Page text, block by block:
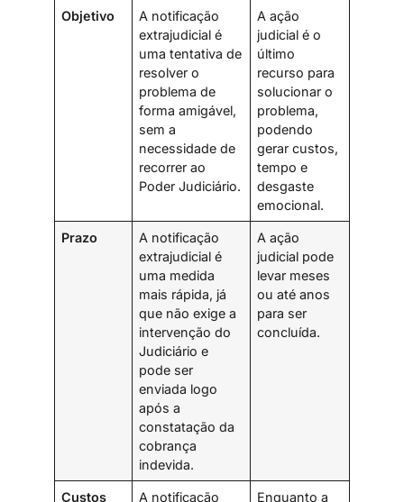
Objetivo
A notificação
extrajudicial é
uma tentativa de
resolver o
problema de
forma amigável,
sem a
necessidade de
recorrer ao
Poder Judiciário.
A ação
judicial é o
último
recurso para
solucionar o
problema,
podendo
gerar custos,
tempo e
desgaste
emocional.
Prazo
A notificação
extrajudicial é
uma medida
mais rápida, já
que não exige a
intervenção do
Judiciário e
pode ser
enviada logo
após a
constatação da
cobrança
indevida.
A ação
judicial pode
levar meses
ou até anos
para ser
concluída.
Custos
A notificação
Enquanto a